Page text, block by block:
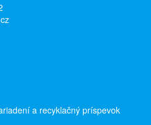
a recyklačný príspevok